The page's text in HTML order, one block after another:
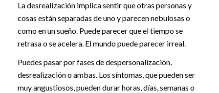
La desrealización implica sentir que otras personas y
cosas están separadas de uno y parecen nebulosas o
como en un sueño. Puede parecer que el tiempo se
retrasa o se acelera. El mundo puede parecer irreal.
Puedes pasar por fases de despersonalización,
desrealización o ambas. Los síntomas, que pueden ser
muy angustiosos, pueden durar horas, días, semanas o